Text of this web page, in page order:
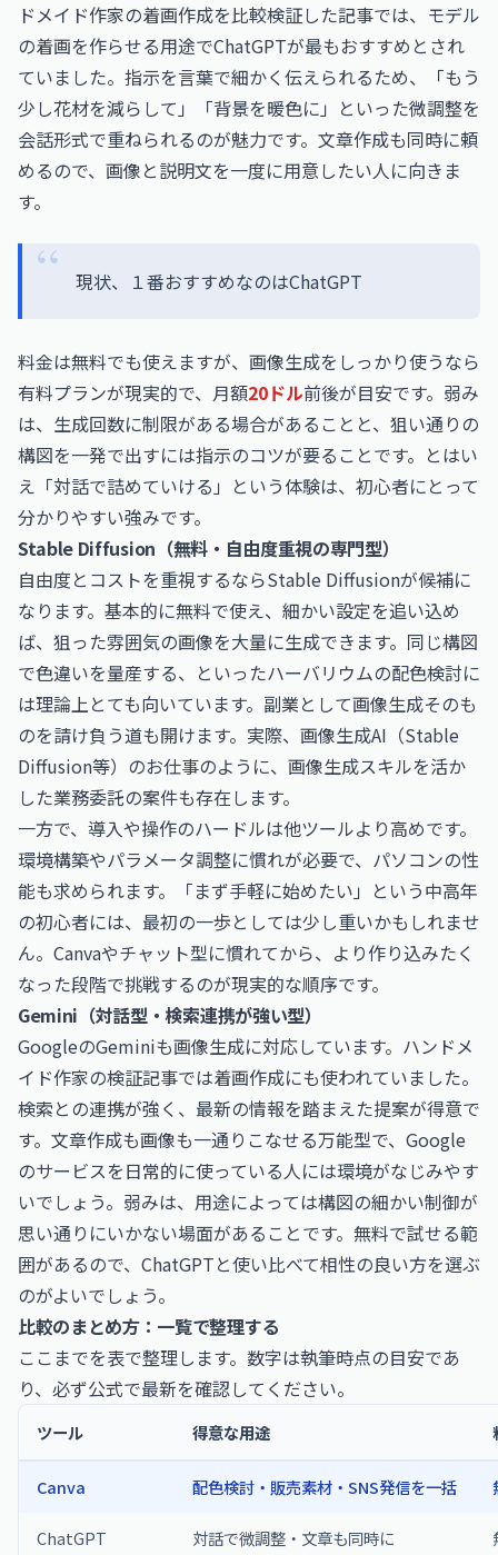
ドメイド作家の着画作成を比較検証した記事では、モデル
の着画を作らせる用途でChatGPTが最もおすすめとされ
ていました。指示を言葉で細かく伝えられるため、「もう
少し花材を減らして」「背景を暖色に」といった微調整を
会話形式で重ねられるのが魅力です。文章作成も同時に頼
めるので、画像と説明文を一度に用意したい人に向きま
す。
現状、１番おすすめなのはChatGPT
料金は無料でも使えますが、画像生成をしっかり使うなら
有料プランが現実的で、月額20ドル前後が目安です。弱み
は、生成回数に制限がある場合があることと、狙い通りの
構図を一発で出すには指示のコツが要ることです。とはい
え「対話で詰めていける」という体験は、初心者にとって
分かりやすい強みです。
Stable Diffusion（無料・自由度重視の専門型）
自由度とコストを重視するならStable Diffusionが候補に
なります。基本的に無料で使え、細かい設定を追い込め
ば、狙った雰囲気の画像を大量に生成できます。同じ構図
で色違いを量産する、といったハーバリウムの配色検討に
は理論上とても向いています。副業として画像生成そのも
のを請け負う道も開けます。実際、 画像生成AI（Stable
Diffusion等）のお仕事のように、画像生成スキルを活か
した業務委託の案件も存在します。
一方で、導入や操作のハードルは他ツールより高めです。
環境構築やパラメータ調整に慣れが必要で、パソコンの性
能も求められます。「まず手軽に始めたい」という中高年
の初心者には、最初の一歩としては少し重いかもしれませ
ん。Canvaやチャット型に慣れてから、より作り込みたく
なった段階で挑戦するのが現実的な順序です。
Gemini（対話型・検索連携が強い型）
GoogleのGeminiも画像生成に対応しています。ハンドメ
イド作家の検証記事では着画作成にも使われていました。
検索との連携が強く、最新の情報を踏まえた提案が得意で
す。文章作成も画像も一通りこなせる万能型で、Google
のサービスを日常的に使っている人には環境がなじみやす
いでしょう。弱みは、用途によっては構図の細かい制御が
思い通りにいかない場面があることです。無料で試せる範
囲があるので、ChatGPTと使い比べて相性の良い方を選ぶ
のがよいでしょう。
比較のまとめ方：一覧で整理する
ここまでを表で整理します。数字は執筆時点の目安であ
り、必ず公式で最新を確認してください。
ツール 得意な用途
Canva 配色検討・販売素材・SNS発信を一括
ChatGPT 対話で微調整・文章も同時に